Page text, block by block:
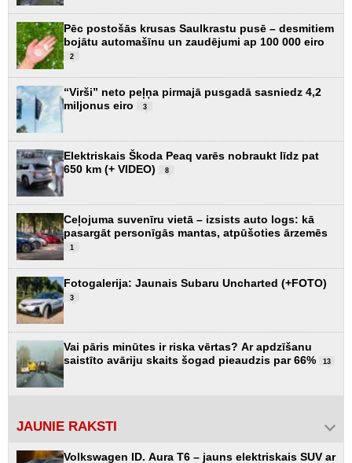
Pēc postošās krusas Saulkrastu pusē – desmitiem
bojātu automašīnu un zaudējumi ap 100 000 eiro
2
“Virši” neto peļņa pirmajā pusgadā sasniedz 4,2
miljonus eiro
3
Elektriskais Škoda Peaq varēs nobraukt līdz pat
650 km (+ VIDEO)
8
Ceļojuma suvenīru vietā – izsists auto logs: kā
pasargāt personīgās mantas, atpūšoties ārzemēs
1
Fotogalerija: Jaunais Subaru Uncharted (+FOTO)
3
Vai pāris minūtes ir riska vērtas? Ar apdzīšanu
saistīto avāriju skaits šogad pieaudzis par 66%
13
JAUNIE RAKSTI
Volkswagen ID. Aura T6 – jauns elektriskais SUV ar